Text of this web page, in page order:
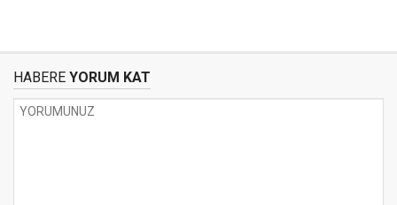
HABERE YORUM KAT